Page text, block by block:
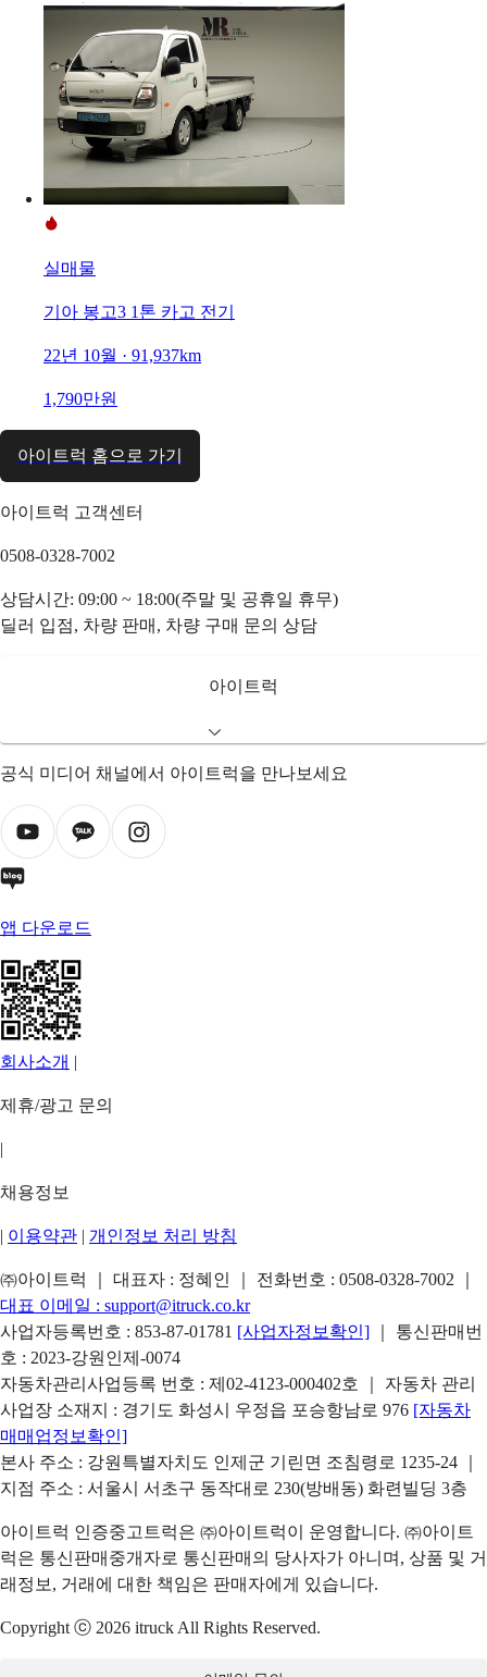
실매물
기아 봉고3 1톤 카고 전기
22년 10월 · 91,937km
1,790만원
아이트럭 홈으로 가기
아이트럭 고객센터
0508-0328-7002
상담시간: 09:00 ~ 18:00(주말 및 공휴일 휴무)
딜러 입점, 차량 판매, 차량 구매 문의 상담
아이트럭
공식 미디어 채널에서 아이트럭을 만나보세요
앱 다운로드
회사소개 |
제휴/광고 문의
|
채용정보
| 이용약관 | 개인정보 처리 방침
㈜아이트럭 ｜ 대표자 : 정혜인 ｜ 전화번호 : 0508-0328-7002
대표 이메일 : support@itruck.co.kr
사업자등록번호 : 853-87-01781 [사업자정보확인]
｜ 통신판매번
호 : 2023-강원인제-0074
자동차관리사업등록 번호 : 제02-4123-000402호 ｜ 자동차 관리
사업장 소재지 : 경기도 화성시 우정읍 포승항남로 976 [자동차
매매업정보확인]
본사 주소 : 강원특별자치도 인제군 기린면 조침령로 1235-24 ｜
지점 주소 : 서울시 서초구 동작대로 230(방배동) 화련빌딩 3층
아이트럭 인증중고트럭은 ㈜아이트럭이 운영합니다. ㈜아이트
럭은 통신판매중개자로 통신판매의 당사자가 아니며, 상품 및 거
래정보, 거래에 대한 책임은 판매자에게 있습니다.
Copyright ⓒ 2026 itruck All Rights Reserved.